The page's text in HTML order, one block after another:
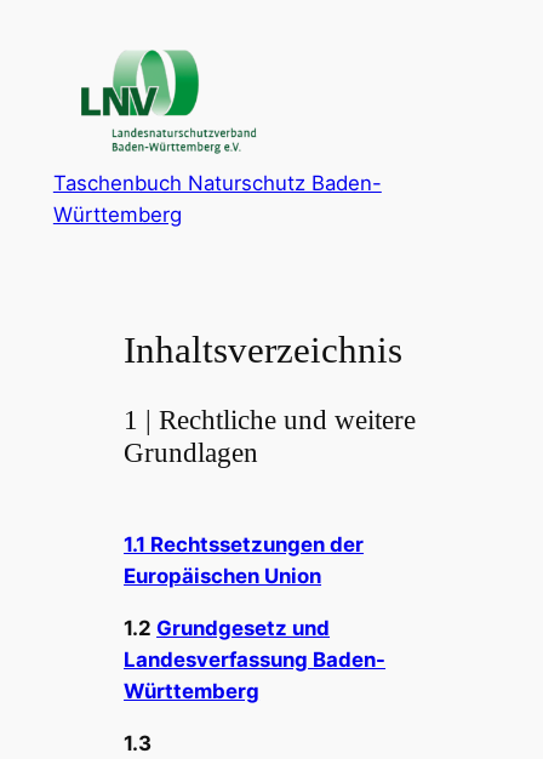
springen
Taschenbuch Naturschutz Baden-
Württemberg
Inhaltsverzeichnis
1 | Rechtliche und weitere
Grundlagen
1.1 Rechtssetzungen der
Europäischen Union
1.2 Grundgesetz und
Landesverfassung Baden-
Württemberg
1.3